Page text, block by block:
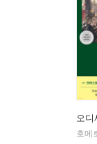
오디